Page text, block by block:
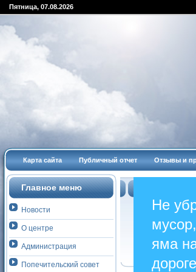
Пятница, 07.08.2026
Карта сайта Публичный отчет Отзывы и
Главное меню
Новости
О центре
Aдминиcтрaция
Попечительский совет
Не
мусор,
яма